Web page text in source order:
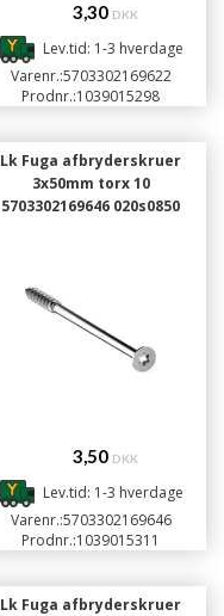
3,30 DKK
Lev.tid: 1-3 hverdage
Varenr.:5703302169622
Prodnr.:1039015298
Lk Fuga afbryderskruer
3x50mm torx 10
5703302169646 020s0850
3,50 DKK
Lev.tid: 1-3 hverdage
Varenr.:5703302169646
Prodnr.:1039015311
Lk Fuga afbryderskruer